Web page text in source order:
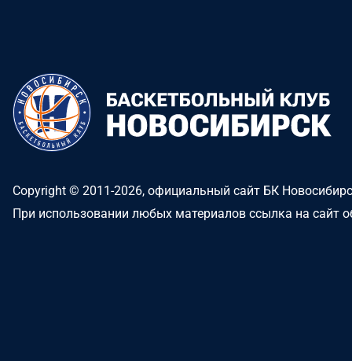
Copyright © 2011-2026, официальный сайт БК
При использовании любых материалов ссылка на сайт